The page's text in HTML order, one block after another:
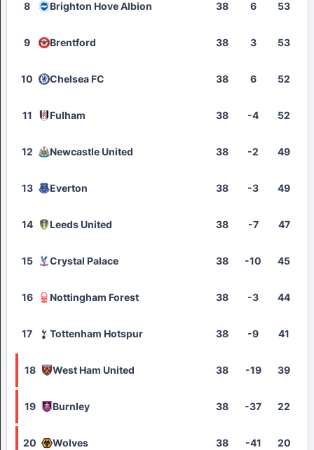
8 Brighton Hove Albion 38 6 53
9 Brentford 38 3 53
10 Chelsea FC 38 6 52
11 Fulham 38 -4 52
12 Newcastle United 38 -2 49
13 Everton 38 -3 49
14 Leeds United 38 -7 47
15 Crystal Palace 38 -10 45
16 Nottingham Forest 38 -3 44
17 Tottenham Hotspur 38 -9 41
18 West Ham United 38 -19 39
19 Burnley 38 -37 22
20 Wolves 38 -41 20